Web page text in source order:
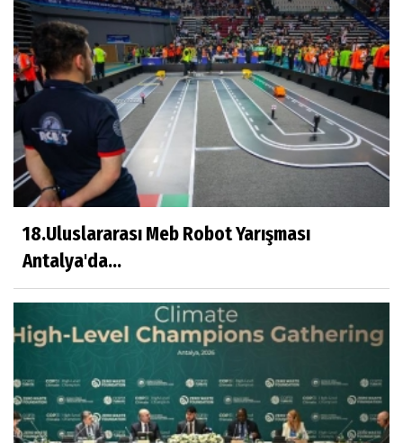
18.Uluslararası Meb Robot Yarışması
Antalya'da...